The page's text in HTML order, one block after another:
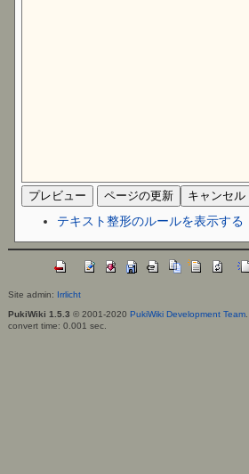
テキスト整形のルールを表示する
Site admin: Irrlicht
PukiWiki 1.5.3 © 2001-2020 PukiWiki Development Team
convert time: 0.001 sec.